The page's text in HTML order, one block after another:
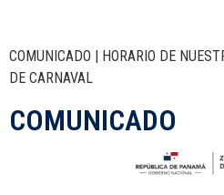
COMUNICADO | HORARIO DE
DE CARNAVAL
COMUNICADO